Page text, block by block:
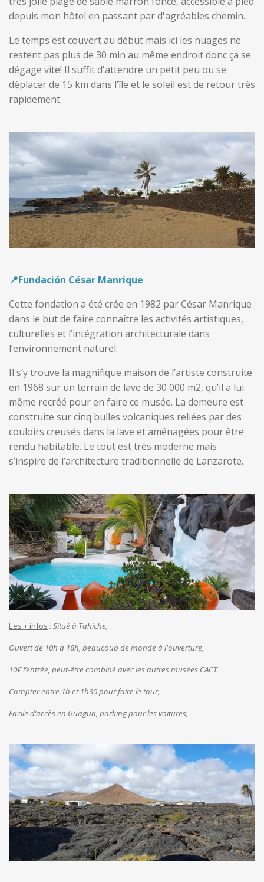
depuis mon hôtel en passant par d'agréables chemin.
Le temps est couvert au début mais ici les nuages ne
restent pas plus de 30 min au même endroit donc ça se
dégage vite! Il suffit d'attendre un petit peu ou se
déplacer de 15 km dans l’île et le soleil est de retour très
rapidement.
📍Fundación César Manrique
Cette fondation a été crée en 1982 par César Manrique
dans le but de faire connaître les activités artistiques,
culturelles et l’intégration architecturale dans
l’environnement naturel.
Il s’y trouve la magnifique maison de l’artiste construite
en 1968 sur un terrain de lave de 30 000 m2, qu’il a lui
même recréé pour en faire ce musée. La demeure est
construite sur cinq bulles volcaniques reliées par des
couloirs creusés dans la lave et aménagées pour être
rendu habitable. Le tout est très moderne mais
s’inspire de l’architecture traditionnelle de Lanzarote.
Les + infos : Situé à Tahiche,
Ouvert de 10h à 18h, beaucoup de monde à l'ouverture,
10€ l’entrée, peut-être combiné avec les autres musées CACT
Compter entre 1h et 1h30 pour faire le tour,
Facile d’accès en Guagua, parking pour les voitures,